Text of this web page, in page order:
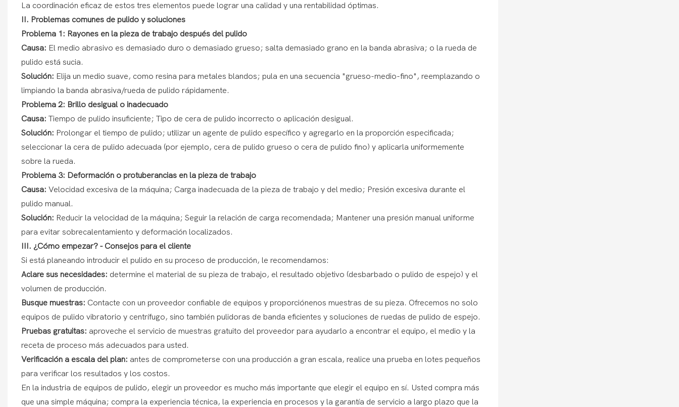
La coordinación eficaz de estos tres elementos puede lograr una calidad y una rentabilidad óptimas.
II. Problemas comunes de pulido y soluciones
Problema 1: Rayones en la pieza de trabajo después del pulido
Causa: El medio abrasivo es demasiado duro o demasiado grueso; salta demasiado grano en la banda abrasiva; o la rueda de
pulido está sucia.
Solución: Elija un medio suave, como resina para metales blandos; pula en una secuencia "grueso-medio-fino", reemplazando o
limpiando la banda abrasiva/rueda de pulido rápidamente.
Problema 2: Brillo desigual o inadecuado
Causa: Tiempo de pulido insuficiente; Tipo de cera de pulido incorrecto o aplicación desigual.
Solución: Prolongar el tiempo de pulido; utilizar un agente de pulido específico y agregarlo en la proporción especificada;
seleccionar la cera de pulido adecuada (por ejemplo, cera de pulido grueso o cera de pulido fino) y aplicarla uniformemente
sobre la rueda.
Problema 3: Deformación o protuberancias en la pieza de trabajo
Causa: Velocidad excesiva de la máquina; Carga inadecuada de la pieza de trabajo y del medio; Presión excesiva durante el
pulido manual.
Solución: Reducir la velocidad de la máquina; Seguir la relación de carga recomendada; Mantener una presión manual uniforme
para evitar sobrecalentamiento y deformación localizados.
III. ¿Cómo empezar? - Consejos para el cliente
Si está planeando introducir el pulido en su proceso de producción, le recomendamos:
Aclare sus necesidades: determine el material de su pieza de trabajo, el resultado objetivo (desbarbado o pulido de espejo) y el
volumen de producción.
Busque muestras: Contacte con un proveedor confiable de equipos y proporciónenos muestras de su pieza. Ofrecemos no solo
equipos de pulido vibratorio y centrífugo, sino también pulidoras de banda eficientes y soluciones de ruedas de pulido de espejo.
Pruebas gratuitas: aproveche el servicio de muestras gratuito del proveedor para ayudarlo a encontrar el equipo, el medio y la
receta de proceso más adecuados para usted.
Verificación a escala del plan: antes de comprometerse con una producción a gran escala, realice una prueba en lotes pequeños
para verificar los resultados y los costos.
En la industria de equipos de pulido, elegir un proveedor es mucho más importante que elegir el equipo en sí. Usted compra más
que una simple máquina; compra la experiencia técnica, la experiencia en procesos y la garantía de servicio a largo plazo que la